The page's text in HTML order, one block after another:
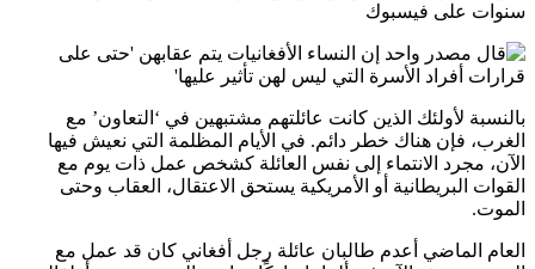
بالنسبة لأولئك الذين كانت عائلتهم مشتبهين في ‘التعاون’ مع
الغرب، فإن هناك خطر دائم. في الأيام المظلمة التي نعيش فيها
الآن، مجرد الانتماء إلى نفس العائلة كشخص عمل ذات يوم مع
القوات البريطانية أو الأمريكية يستحق الاعتقال، العقاب وحتى
الموت.
العام الماضي أعدم طالبان عائلة رجل أفغاني كان قد عمل مع